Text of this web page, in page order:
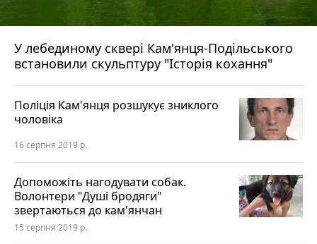
У лебединому сквері Кам'янця-Подільського
встановили скульптуру "Історія кохання"
Поліція Кам'янця розшукує зниклого
чоловіка
16 серпня 2019 р.
Допоможіть нагодувати собак.
Волонтери "Душі бродяги"
звертаються до кам'янчан
15 серпня 2019 р.